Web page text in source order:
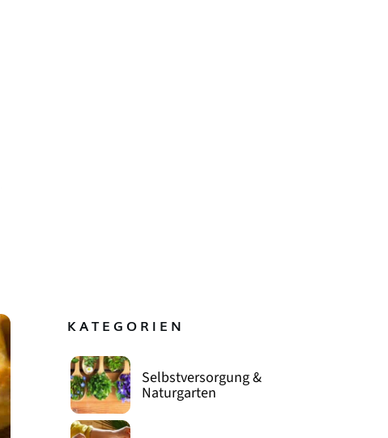
KATEGORIEN
Selbstversorgung &
Naturgarten